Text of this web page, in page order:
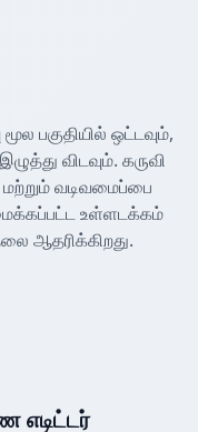
பகுதியில் ஒட்டவும்,
விடவும். கருவி
வடிவமைப்பை
உள்ளடக்கம்
ஆதரிக்கிறது.